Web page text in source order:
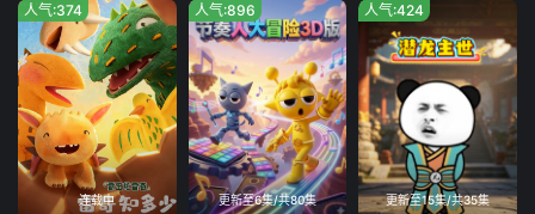
连载中
人气:374
更新至6集/共80集
人气:896
更新至15集/共35集
人气:424